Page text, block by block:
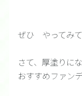
ぜひ やってみて
さて、厚塗りに
おすすめファン